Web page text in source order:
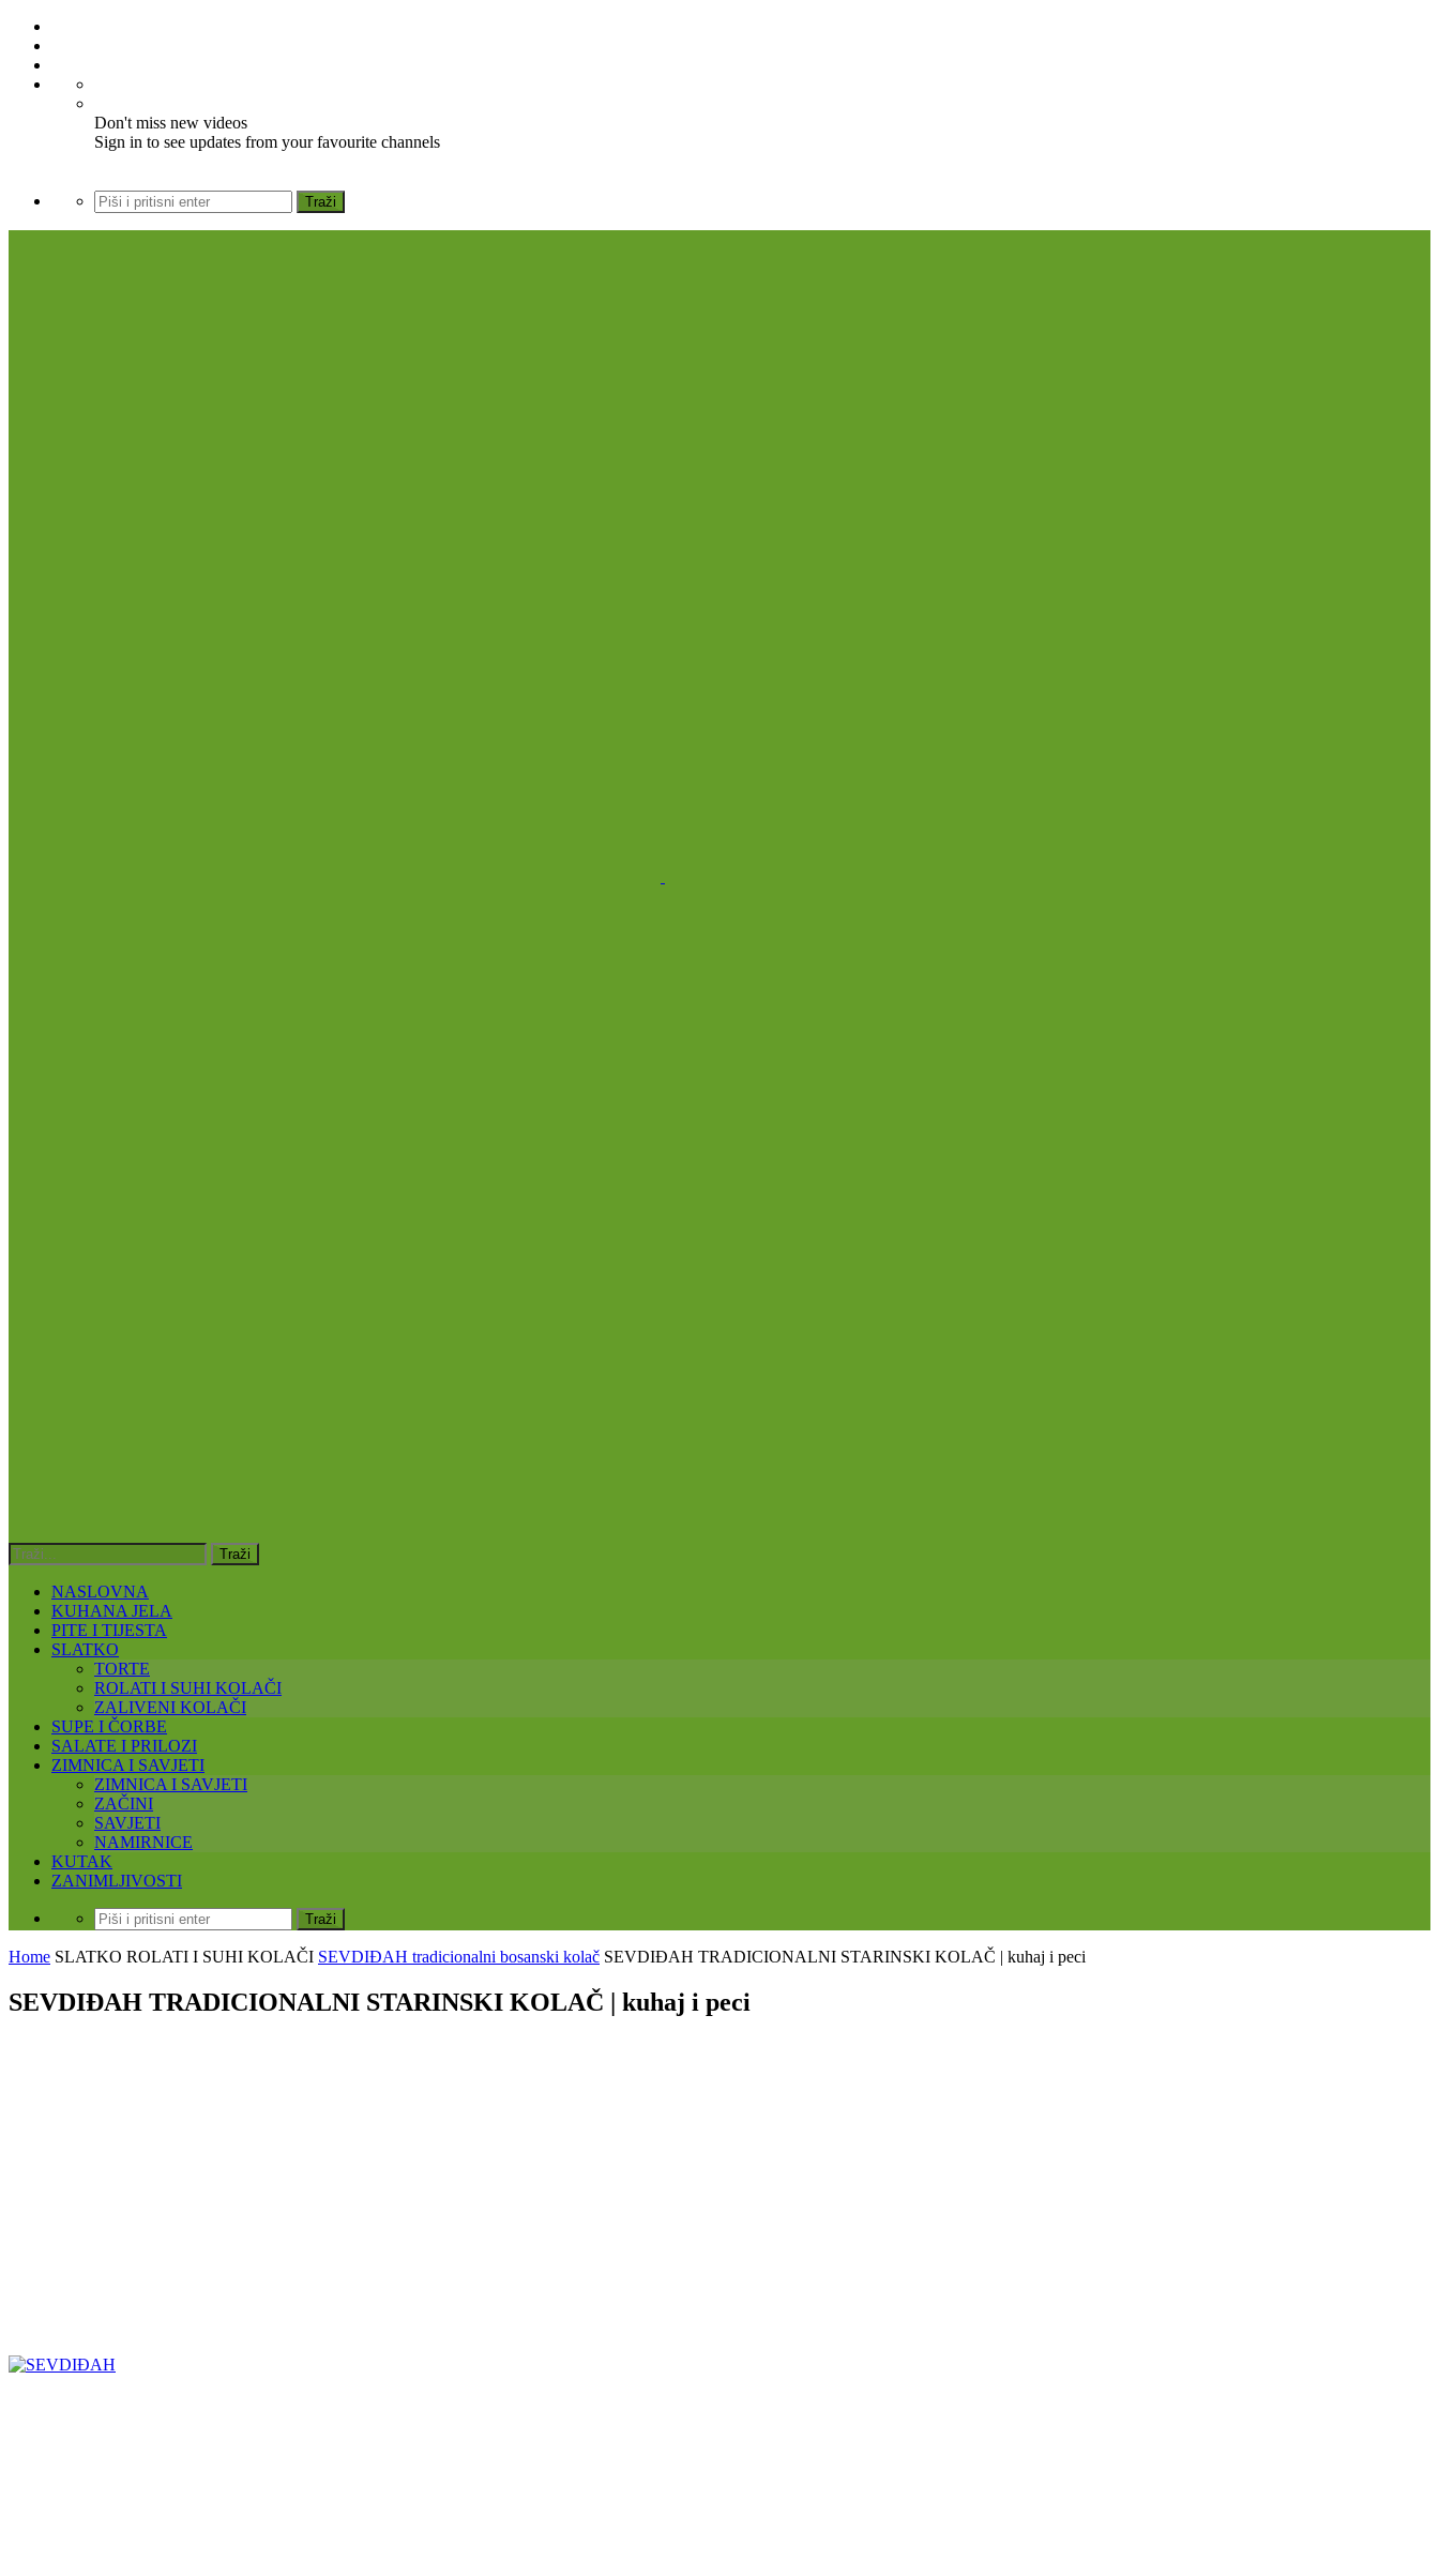
Don't miss new videos
Sign in to see updates from your favourite channels
NASLOVNA
KUHANA JELA
PITE I TIJESTA
SLATKO
TORTE
ROLATI I SUHI KOLAČI
ZALIVENI KOLAČI
SUPE I ČORBE
SALATE I PRILOZI
ZIMNICA I SAVJETI
ZIMNICA I SAVJETI
ZAČINI
SAVJETI
NAMIRNICE
KUTAK
ZANIMLJIVOSTI
Home SLATKO ROLATI I SUHI KOLAČI SEVDIĐAH tradicionalni bosanski kolač SEVDIĐAH TRADICIONALNI STARINSKI KOLAČ | kuhaj i peci
SEVDIĐAH TRADICIONALNI STARINSKI KOLAČ | kuhaj i peci